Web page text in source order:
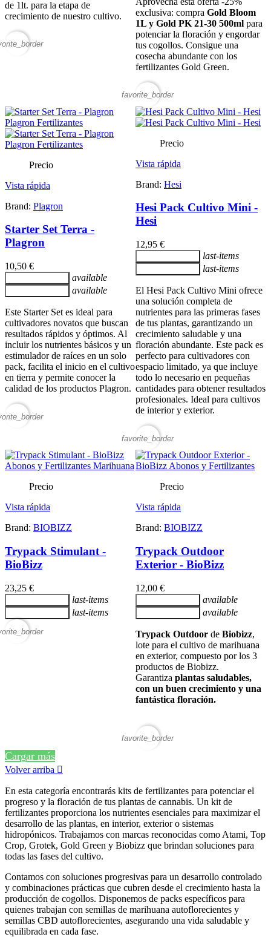
de 1lt. para la etapa de
crecimiento de nuestro cultivo.
exclusiva: compra Gold Bloom
1L y Gold PK 21-30 500ml para
potenciar la floración y engordar
tus cogollos. Consigue una
cosecha abundante con los
fertilizantes Gold Green.
favorite_border
Precio
Vista rápida
Brand: Plagron
Starter Set Terra -
Plagron
10,50 €
available
available
Este Starter Set es ideal para
cultivadores novatos que buscan
resultados rápidos y óptimos. Al
incluir los nutrientes básicos y un
estimulador de raíces en un solo
pack, facilita el inicio en el cultivo
en tierra y permite conocer la
calidad de los productos Plagron.
Precio
Vista rápida
Brand: Hesi
Hesi Pack Cultivo Mini -
Hesi
12,95 €
last-items
last-items
El Hesi Pack Cultivo Mini ofrece
una solución completa de
nutrientes para las primeras fases
de tus plantas, garantizando un
crecimiento saludable y una
floración abundante. Este pack es
perfecto para cultivadores con
espacio limitado, ya que incluye
todo lo necesario en pequeñas
cantidades para obtener resultados
profesionales. Ideal para cultivos
de interior y exterior.
favorite_border
Precio
Vista rápida
Brand: BIOBIZZ
Trypack Stimulant -
BioBizz
23,25 €
last-items
last-items
Precio
Vista rápida
Brand: BIOBIZZ
Trypack Outdoor
Exterior - BioBizz
12,00 €
available
available
Trypack Outdoor de Biobizz,
lote para el cultivo de marihuana
en exterior, compuesto por los 3
productos de Biobizz.
Garantiza plantas saludables,
con un buen crecimiento y una
fantástica floración.
favorite_border
Cargar más
Volver arriba 
En esta categoría encontrarás kits de fertilizantes para potenciar el
progreso y la floración de tus plantas de cannabis. Un kit de
fertilizantes proporciona los nutrientes esenciales para maximizar el
desarrollo de las plantas, en interior, exterior o sistemas
hidropónicos. Trabajamos con marcas reconocidas como Atami, Top
Crop, Grotek, Gold Green y Biobizz que brindan soluciones para
todas las fases del cultivo.
Contamos con soluciones progresivas para un desarrollo controlado
y combinaciones prácticas que cubren desde el crecimiento hasta la
producción de cogollos. Disponemos de packs específicos para
quienes trabajan con semillas de marihuana autoflorecientes y
semillas CBD autoflorecientes, asegurando una vida saludable y
equilibrada en cada fase.